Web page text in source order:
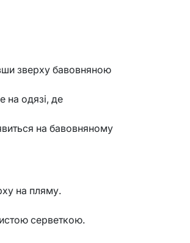
зверху бавовняною
на одязі, де
на бавовняному
на пляму.
серветкою.